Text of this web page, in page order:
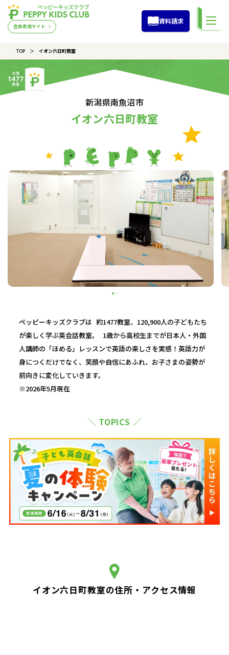
会員専用サイト
資料請求
TOP イオン六日町教室
新潟県南魚沼市
イオン六日町教室
ペッピーキッズクラブは 約1477教室、120,900人の子どもたち
が楽しく学ぶ英会話教室。 1歳から高校生までが日本人・外国
人講師の「ほめる」レッスンで英語の楽しさを実感！英語力が
身につくだけでなく、笑顔や自信にあふれ、お子さまの姿勢が
前向きに変化していきます。
※2026年5月現在
＼ TOPICS ／
イオン六日町教室の住所・アクセス情報